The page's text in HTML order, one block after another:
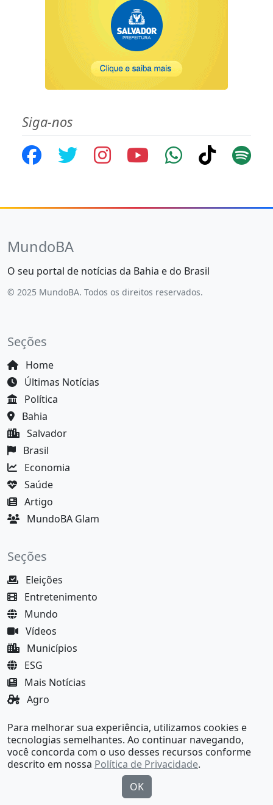
Siga-nos
MundoBA
O seu portal de notícias da Bahia e do Brasil
© 2025 MundoBA. Todos os direitos reservados.
Seções
Home
Últimas Notícias
Política
Bahia
Salvador
Brasil
Economia
Saúde
Artigo
MundoBA Glam
Seções
Eleições
Entretenimento
Mundo
Vídeos
Municípios
ESG
Mais Notícias
Agro
MundoBA Black
Para melhorar sua experiência, utilizamos cookies e
tecnologias semelhantes. Ao continuar navegando,
você concorda com o uso desses recursos conforme
descrito em nossa Política de Privacidade.
OK